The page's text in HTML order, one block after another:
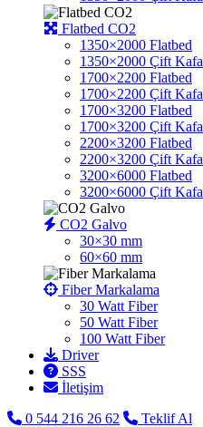
Flatbed CO2
1350×2000 Flatbed
1350×2000 Çift Kafa
1700×2200 Flatbed
1700×2200 Çift Kafa
1700×3200 Flatbed
1700×3200 Çift Kafa
2200×3200 Flatbed
2200×3200 Çift Kafa
3200×6000 Flatbed
3200×6000 Çift Kafa
CO2 Galvo
30×30 mm
60×60 mm
Fiber Markalama
30 Watt Fiber
50 Watt Fiber
100 Watt Fiber
Driver
SSS
İletişim
0 544 216 26 62
Teklif Al